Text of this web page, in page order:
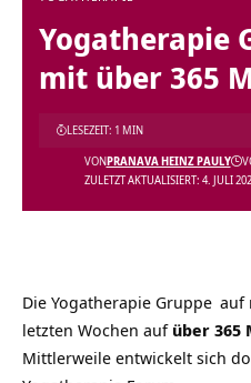
Yogatherapie
mit über 365
ZULETZT AKTUALISIERT: 4. JULI
VONPRANAVA HEINZ PAULY
LESEZEIT: 1 MIN
Die Yogatherapie Gruppe auf
letzten Wochen auf über 365
Mittlerweile entwickelt sich